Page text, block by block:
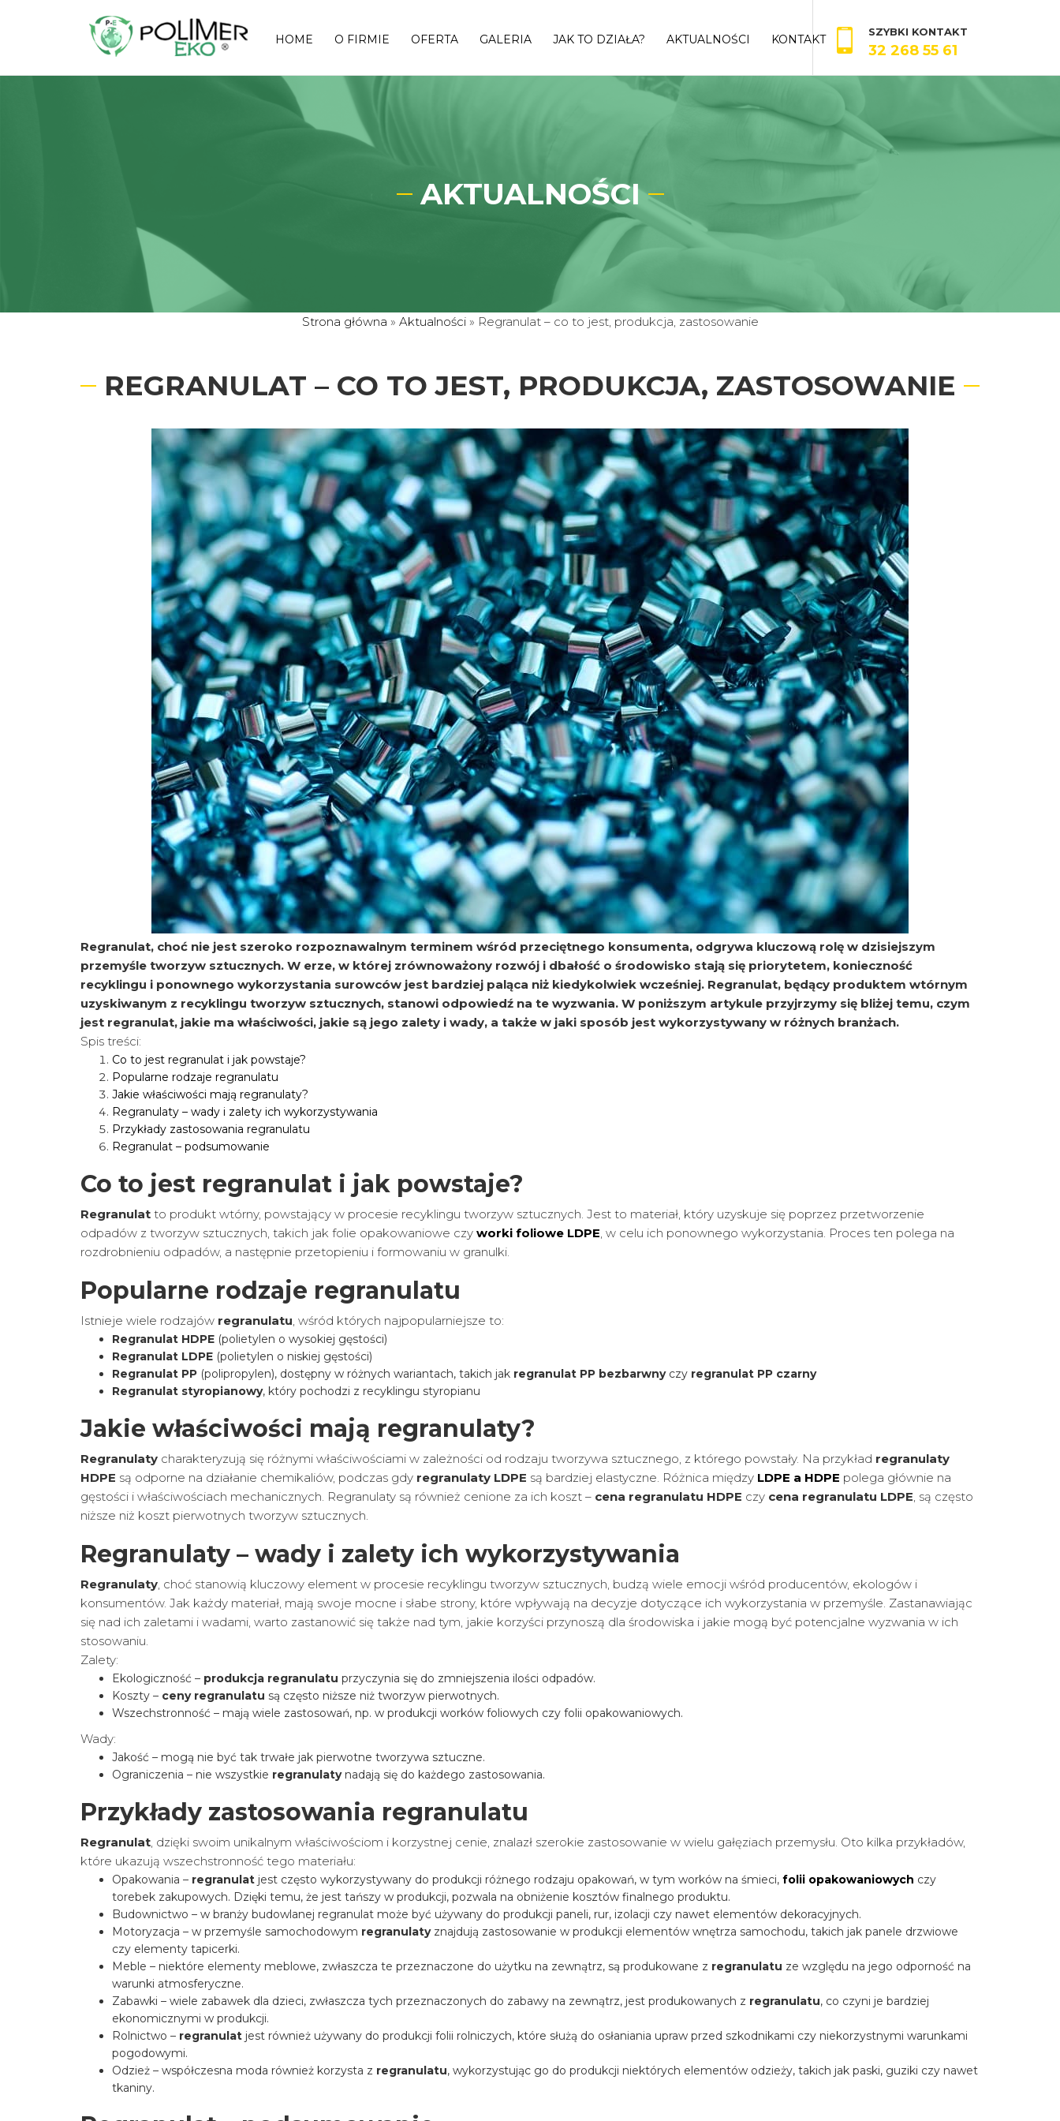
HOME O FIRMIE OFERTA GALERIA JAK TO DZIAŁA? AKTUALNOŚCI KONTAKT
SZYBKI KONTAKT
32 268 55 61
AKTUALNOŚCI
Strona główna » Aktualności» Regranulat – co to jest, produkcja, zastosowanie
REGRANULAT – CO TO JEST, PRODUKCJA, ZASTOSOWANIE
Regranulat, choć nie jest szeroko rozpoznawalnym terminem wśród przeciętnego konsumenta, odgrywa kluczową rolę w dzisiejszym
przemyśle tworzyw sztucznych. W erze, w której zrównoważony rozwój i dbałość o środowisko stają się priorytetem, konieczność
recyklingu i ponownego wykorzystania surowców jest bardziej paląca niż kiedykolwiek wcześniej. Regranulat, będący produktem wtórnym
uzyskiwanym z recyklingu tworzyw sztucznych, stanowi odpowiedź na te wyzwania. W poniższym artykule przyjrzymy się bliżej temu, czym
jest regranulat, jakie ma właściwości, jakie są jego zalety i wady, a także w jaki sposób jest wykorzystywany w różnych branżach.
Spis treści:
Co to jest regranulat i jak powstaje?
Popularne rodzaje regranulatu
Jakie właściwości mają regranulaty?
Regranulaty – wady i zalety ich wykorzystywania
Przykłady zastosowania regranulatu
Regranulat – podsumowanie
Co to jest regranulat i jak powstaje?
Regranulat to produkt wtórny, powstający w procesie recyklingu tworzyw sztucznych. Jest to materiał, który uzyskuje się poprzez przetworzenie
odpadów z tworzyw sztucznych, takich jak folie opakowaniowe czy worki foliowe LDPE, w celu ich ponownego wykorzystania. Proces ten polega na
rozdrobnieniu odpadów, a następnie przetopieniu i formowaniu w granulki.
Popularne rodzaje regranulatu
Istnieje wiele rodzajów regranulatu, wśród których najpopularniejsze to:
Regranulat HDPE (polietylen o wysokiej gęstości)
Regranulat LDPE (polietylen o niskiej gęstości)
Regranulat PP (polipropylen), dostępny w różnych wariantach, takich jak regranulat PP bezbarwnyczy regranulat PP czarny
Regranulat styropianowy, który pochodzi z recyklingu styropianu
Jakie właściwości mają regranulaty?
Regranulaty charakteryzują się różnymi właściwościami w zależności od rodzaju tworzywa sztucznego, z którego powstały. Na przykład regranulaty
HDPE są odporne na działanie chemikaliów, podczas gdy regranulaty LDPE są bardziej elastyczne. Różnica między LDPE a HDPE polega głównie na
gęstości i właściwościach mechanicznych. Regranulaty są również cenione za ich koszt – cena regranulatu HDPE czy cena regranulatu LDPE, są często
niższe niż koszt pierwotnych tworzyw sztucznych.
Regranulaty – wady i zalety ich wykorzystywania
Regranulaty, choć stanowią kluczowy element w procesie recyklingu tworzyw sztucznych, budzą wiele emocji wśród producentów, ekologów i
konsumentów. Jak każdy materiał, mają swoje mocne i słabe strony, które wpływają na decyzje dotyczące ich wykorzystania w przemyśle. Zastanawiając
się nad ich zaletami i wadami, warto zastanowić się także nad tym, jakie korzyści przynoszą dla środowiska i jakie mogą być potencjalne wyzwania w ich
stosowaniu.
Zalety:
Ekologiczność – produkcja regranulatu przyczynia się do zmniejszenia ilości odpadów.
Koszty – ceny regranulatu są często niższe niż tworzyw pierwotnych.
Wszechstronność – mają wiele zastosowań, np. w produkcji worków foliowych czy folii opakowaniowych.
Wady:
Jakość – mogą nie być tak trwałe jak pierwotne tworzywa sztuczne.
Ograniczenia – nie wszystkie regranulaty nadają się do każdego zastosowania.
Przykłady zastosowania regranulatu
Regranulat, dzięki swoim unikalnym właściwościom i korzystnej cenie, znalazł szerokie zastosowanie w wielu gałęziach przemysłu. Oto kilka przykładów,
które ukazują wszechstronność tego materiału:
Opakowania – regranulat jest często wykorzystywany do produkcji różnego rodzaju opakowań, w tym worków na śmieci, folii opakowaniowych czy
torebek zakupowych. Dzięki temu, że jest tańszy w produkcji, pozwala na obniżenie kosztów finalnego produktu.
Budownictwo – w branży budowlanej regranulat może być używany do produkcji paneli, rur, izolacji czy nawet elementów dekoracyjnych.
Motoryzacja – w przemyśle samochodowym regranulaty znajdują zastosowanie w produkcji elementów wnętrza samochodu, takich jak panele drzwiowe
czy elementy tapicerki.
Meble – niektóre elementy meblowe, zwłaszcza te przeznaczone do użytku na zewnątrz, są produkowane z regranulatu ze względu na jego odporność na
warunki atmosferyczne.
Zabawki – wiele zabawek dla dzieci, zwłaszcza tych przeznaczonych do zabawy na zewnątrz, jest produkowanych z regranulatu, co czyni je bardziej
ekonomicznymi w produkcji.
Rolnictwo – regranulat jest również używany do produkcji folii rolniczych, które służą do osłaniania upraw przed szkodnikami czy niekorzystnymi warunkami
pogodowymi.
Odzież – współczesna moda również korzysta z regranulatu, wykorzystując go do produkcji niektórych elementów odzieży, takich jak paski, guziki czy nawet
tkaniny.